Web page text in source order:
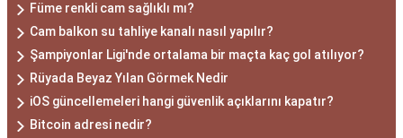
Füme renkli cam sağlıklı mı?
Cam balkon su tahliye kanalı nasıl yapılır?
Şampiyonlar Ligi'nde ortalama bir maçta kaç gol atılıyor?
Rüyada Beyaz Yılan Görmek Nedir
iOS güncellemeleri hangi güvenlik açıklarını kapatır?
Bitcoin adresi nedir?